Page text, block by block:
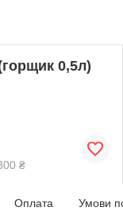
0,5л)
₴
Оплата Умови